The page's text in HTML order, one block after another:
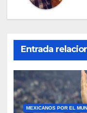
Entrada
MEXICANOS POR EL